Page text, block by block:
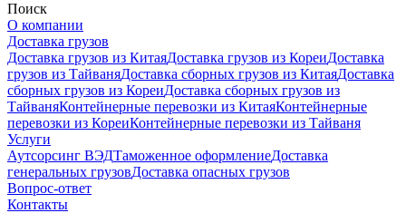
Поиск
О компании
Доставка грузов
Доставка грузов из КитаяДоставка грузов из КореиДоставка
грузов из ТайваняДоставка сборных грузов из КитаяДоставка
сборных грузов из КореиДоставка сборных грузов из
ТайваняКонтейнерные перевозки из КитаяКонтейнерные
перевозки из КореиКонтейнерные перевозки из Тайваня
Услуги
Аутсорсинг ВЭДТаможенное оформлениеДоставка
генеральных грузовДоставка опасных грузов
Вопрос-ответ
Контакты